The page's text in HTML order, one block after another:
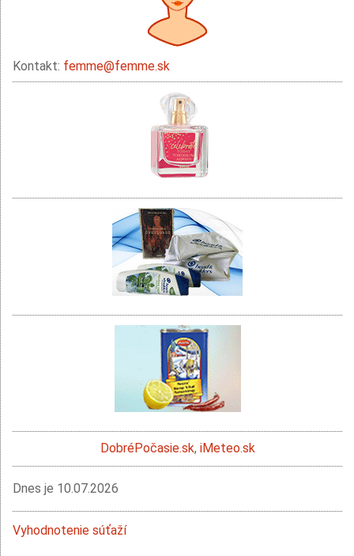
Kontakt: femme@femme.sk
DobréPočasie.sk, iMeteo.sk
Dnes je 10.07.2026
Vyhodnotenie súťaží